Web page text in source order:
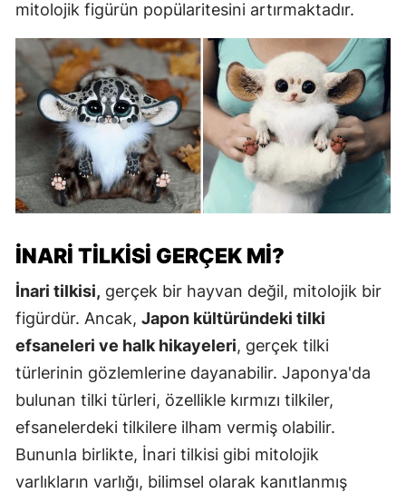
mitolojik figürün popülaritesini artırmaktadır.
İNARI TILKISI GERÇEK MI?
İnari tilkisi, gerçek bir hayvan değil, mitolojik bir
figürdür. Ancak, Japon kültüründeki tilki
efsaneleri ve halk hikayeleri, gerçek tilki
türlerinin gözlemlerine dayanabilir. Japonya'da
bulunan tilki türleri, özellikle kırmızı tilkiler,
efsanelerdeki tilkilere ilham vermiş olabilir.
Bununla birlikte, İnari tilkisi gibi mitolojik
varlıkların varlığı, bilimsel olarak kanıtlanmış